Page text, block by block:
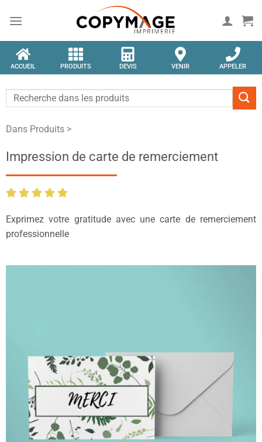
ACCUEIL PRODUITS DEVIS VENIR APPELER
Dans Produits >
Impression de carte de remerciement
Exprimez votre gratitude avec une carte de remerciement
professionnelle